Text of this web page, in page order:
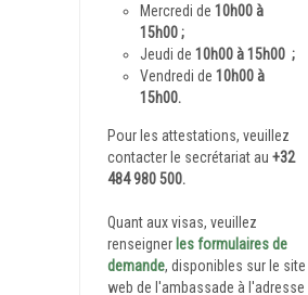
Mercredi de 10h00 à
15h00;
Jeudi de 10h00 à 15h00 ;
Vendredi de 10h00 à
15h00.
Pour les attestations, veuillez
contacter le secrétariat au +32
484 980 500.
Quant aux visas, veuillez
renseigner les formulaires de
demande, disponibles sur le site
web de l'ambassade à l'adresse